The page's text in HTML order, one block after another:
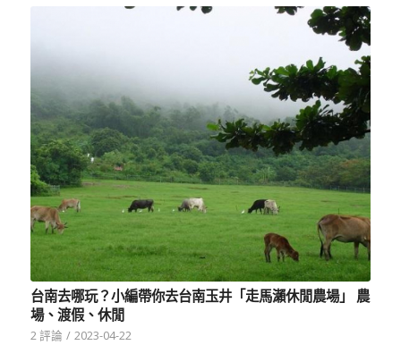
台南去哪玩？小編帶你去台南玉井「走馬瀨休閒農場」 農
場、渡假、休閒
2 評論 / 2023-04-22